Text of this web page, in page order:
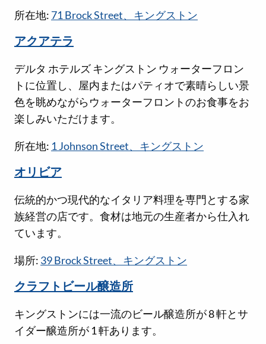
所在地: 71 Brock Street、キングストン
アクアテラ
デルタ ホテルズ キングストン ウォーターフロン
トに位置し、屋内またはパティオで素晴らしい景
色を眺めながらウォーターフロントのお食事をお
楽しみいただけます。
所在地: 1 Johnson Street、キングストン
オリビア
伝統的かつ現代的なイタリア料理を専門とする家
族経営の店です。食材は地元の生産者から仕入れ
ています。
場所: 39 Brock Street、キングストン
クラフトビール醸造所
キングストンには一流のビール醸造所が 8 軒とサ
イダー醸造所が 1 軒あります。